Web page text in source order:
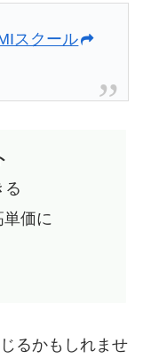
スクール
る
価に
るかもしれませ